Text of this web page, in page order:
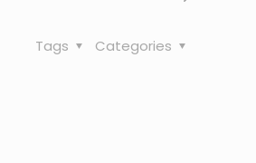
Categories
Tags